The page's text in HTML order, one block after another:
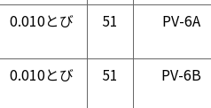
0.010とび 51 PV-6A
0.010とび 51 PV-6B